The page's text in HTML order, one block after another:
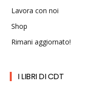
Lavora con noi
Shop
Rimani aggiornato!
I LIBRI DI CDT